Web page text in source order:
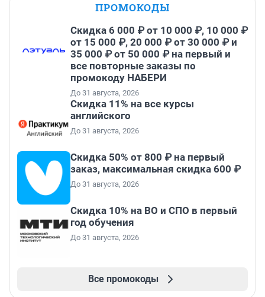
ПРОМОКОДЫ
Скидка 6 000 ₽ от 10 000 ₽, 10 000 ₽
от 15 000 ₽, 20 000 ₽ от 30 000 ₽ и
35 000 ₽ от 50 000 ₽ на первый и
все повторные заказы по
промокоду НАБЕРИ
До 31 августа, 2026
Скидка 11% на все курсы
английского
До 31 августа, 2026
Скидка 50% от 800 ₽ на первый
заказ, максимальная скидка 600 ₽
До 31 августа, 2026
Скидка 10% на ВО и СПО в первый
год обучения
До 31 августа, 2026
Все промокоды